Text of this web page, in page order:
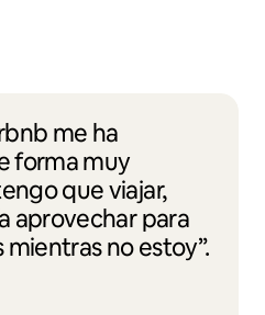
me ha
forma muy
que viajar,
aprovechar para
no estoy”.